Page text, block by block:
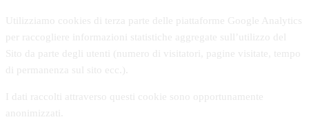
Utilizziamo cookies di terza parte delle piattaforme Google Analytics
per raccogliere informazioni statistiche aggregate sull’utilizzo del
Sito da parte degli utenti (numero di visitatori, pagine visitate, tempo
di permanenza sul sito ecc.).
I dati raccolti attraverso questi cookie sono opportunamente
anonimizzati.